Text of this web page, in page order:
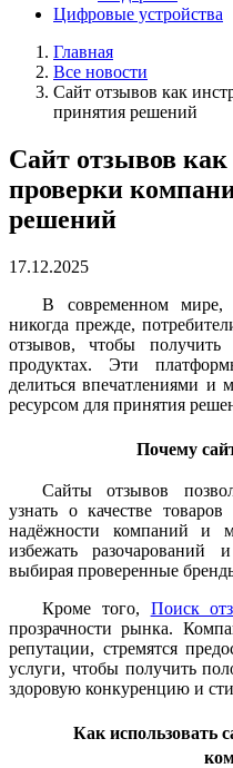
Цифровые устройства
Главная
Все новости
Сайт отзывов как
принятия решений
Сайт отзывов
проверки
решений
17.12.2025
В современном мире,
никогда прежде,
отзывов, чтобы
продуктах. Эти
делиться впечатлениями
ресурсом для принятия
Почему
Сайты отзывов
узнать о качестве
надёжности компаний и
избежать
выбирая проверенные
Кроме того, Поиск
прозрачности рынка.
репутации, стремятся
услуги, чтобы получить
здоровую конкуренцию и
Как использовать